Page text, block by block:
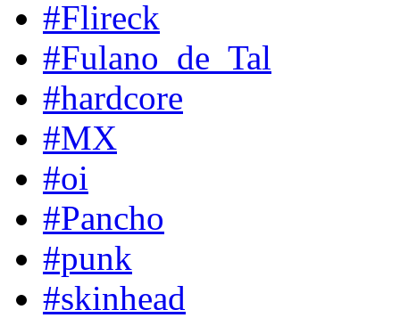
#Flireck
#Fulano_de_Tal
#hardcore
#MX
#oi
#Pancho
#punk
#skinhead